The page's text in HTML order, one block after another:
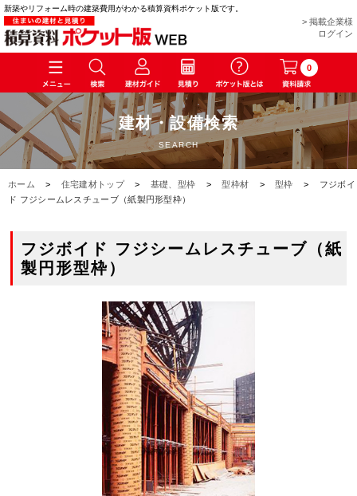
新築やリフォーム時の建築費用がわかる積算資料ポケット版です。
> 掲載企業様
ログイン
0
建材・設備検索
SEARCH
ホーム > 住宅建材トップ > 基礎、型枠 > 型枠材 > 型枠 >
フジボイ
ド フジシームレスチューブ（紙製円形型枠）
フジボイド フジシームレスチューブ（紙
製円形型枠）